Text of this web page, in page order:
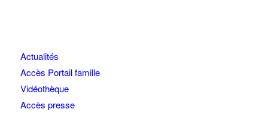
Actualités
Accès Portail famille
Vidéothèque
Accès presse